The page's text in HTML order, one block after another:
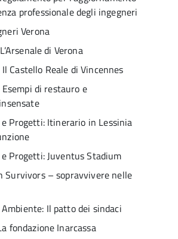
professionale degli ingegneri
Verona
di Verona
Castello Reale di Vincennes
di restauro e
e Progetti: Itinerario in Lessinia
Progetti: Juventus Stadium
Survivors – sopravvivere nelle
Il patto dei sindaci
fondazione Inarcassa